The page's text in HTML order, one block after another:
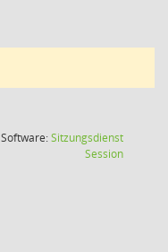
Software:Sitzungsdienst
Session(Wird in